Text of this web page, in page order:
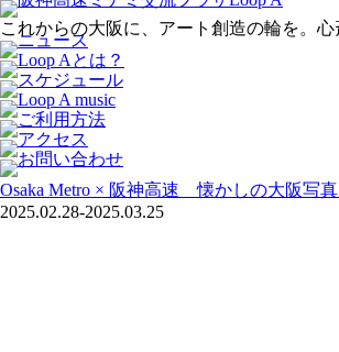
これからの大阪に、アート創造の輪を。
Osaka Metro × 阪神高速 懐かしの大阪写
2025.02.28-2025.03.25